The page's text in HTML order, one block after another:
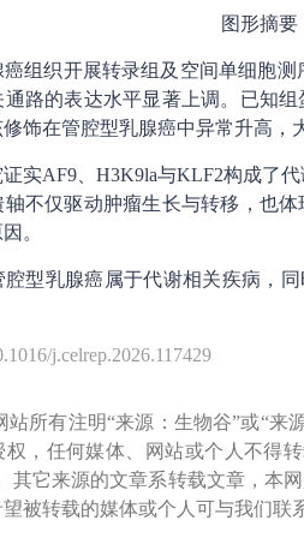
图形摘要
癌组织开展转录组及空间单细胞
通路的表达水平显著上调。已知
饰在管腔型乳腺癌中异常升高，
实AF9、H3K9la与KLF2构成了
不仅驱动肿瘤生长与转移，也
。
型乳腺癌属于代谢相关疾病，
j.celrep.2026.117429
站所有注明“来源：生物谷”或“来
权，任何媒体、网站或个人不得
其它来源的文章系转载文章，本
被转载的媒体或个人可与我们联